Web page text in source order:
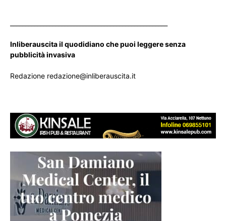
Inliberauscita il quodidiano che puoi leggere senza
pubblicità invasiva
Redazione redazione@inliberauscita.it